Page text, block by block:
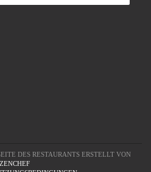
Fenster))
neues Fenster))
DES RESTAURANTS ERSTELLT VON
ZENCHEF((ÖFFNET EIN NEUES FENSTER))